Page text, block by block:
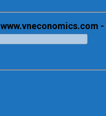
www.vneconomics.com -